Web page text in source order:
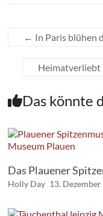
← In Paris blühen
Heimatverliebt
Das könnte
Das Plauener
Holly Day 13.